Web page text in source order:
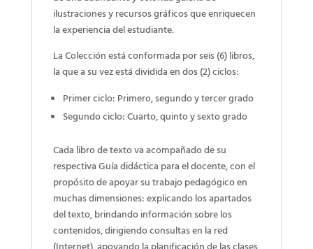
ilustraciones y recursos gráficos que enriquecen
la experiencia del estudiante.
La Colección está conformada por seis (6) libros,
la que a su vez está dividida en dos (2) ciclos:
Primer ciclo: Primero, segundo y tercer grado
Segundo ciclo: Cuarto, quinto y sexto grado
Cada libro de texto va acompañado de su
respectiva Guía didáctica para el docente, con el
propósito de apoyar su trabajo pedagógico en
muchas dimensiones: explicando los apartados
del texto, brindando información sobre los
contenidos, dirigiendo consultas en la red